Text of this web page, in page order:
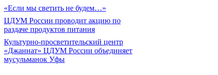
«Если мы светить не будем…»
ЦДУМ России проводит акцию по
раздаче продуктов питания
Культурно-просветительский центр
«Джаннат» ЦДУМ России объединяет
мусульманок Уфы